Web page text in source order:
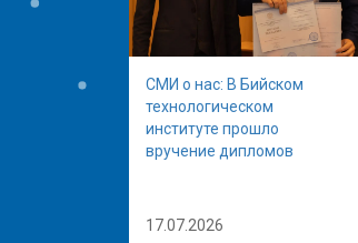
СМИ о нас: В Бийском
технологическом
институте прошло
вручение дипломов
17.07.2026